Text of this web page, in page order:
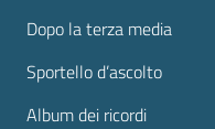
Dopo la terza media
Sportello d’ascolto
Album dei ricordi